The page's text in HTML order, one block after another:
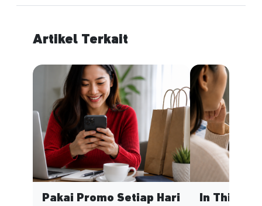
Artikel Terkait
Pakai Promo Setiap Hari
In This